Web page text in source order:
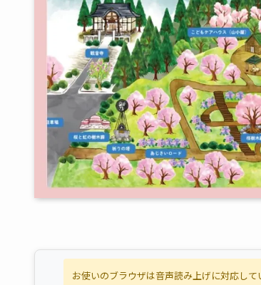
お使いのブラウザは音声読み上げに対応して